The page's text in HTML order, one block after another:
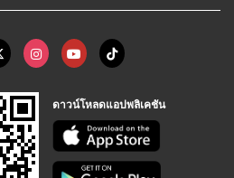
ดาวน์โหลดแอปพลิเคชัน